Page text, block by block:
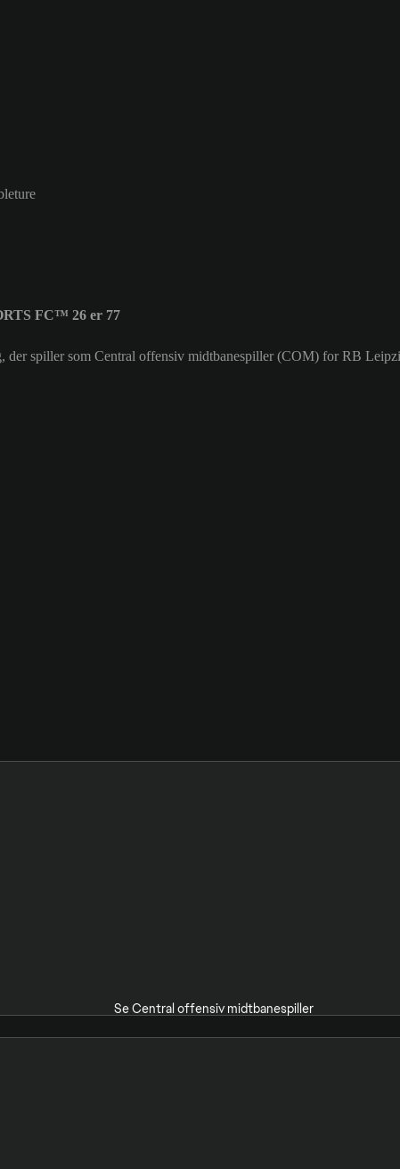
FC™ 26 er 77
spiller som Central offensiv midtbanespiller (COM) for RB
Se Central offensiv midtbanespiller